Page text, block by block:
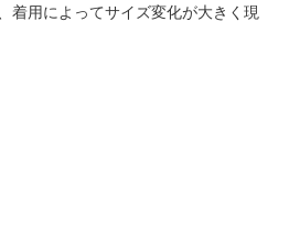
着用によってサイズ変化が大きく現